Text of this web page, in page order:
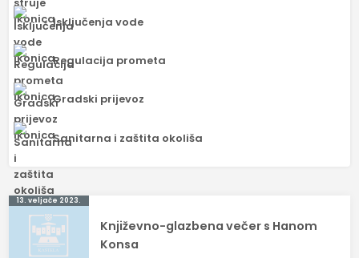
Isključenja vode
Regulacija prometa
Gradski prijevoz
Sanitarna i zaštita okoliša
Navigacija
objava
13. veljače 2023.
Književno-glazbena večer s Hanom
Konsa